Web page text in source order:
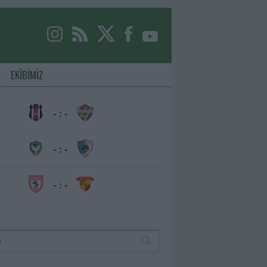
EKİBİMİZ
- : -
- : -
- : -